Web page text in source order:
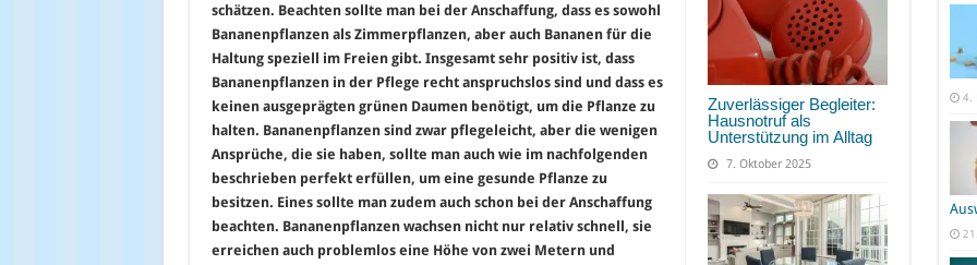
Zuverlässiger Begleiter:
Hausnotruf als
Unterstützung im Alltag
7. Oktober 2025
schätzen. Beachten sollte man bei der Anschaffung, dass es sowohl
Bananenpflanzen als Zimmerpflanzen, aber auch Bananen für die
Haltung speziell im Freien gibt. Insgesamt sehr positiv ist, dass
Bananenpflanzen in der Pflege recht anspruchslos sind und dass es
keinen ausgeprägten grünen Daumen benötigt, um die Pflanze zu
halten. Bananenpflanzen sind zwar pflegeleicht, aber die wenigen
Ansprüche, die sie haben, sollte man auch wie im nachfolgenden
beschrieben perfekt erfüllen, um eine gesunde Pflanze zu
besitzen. Eines sollte man zudem auch schon bei der Anschaffung
beachten. Bananenpflanzen wachsen nicht nur relativ schnell, sie
erreichen auch problemlos eine Höhe von zwei Metern und
4.